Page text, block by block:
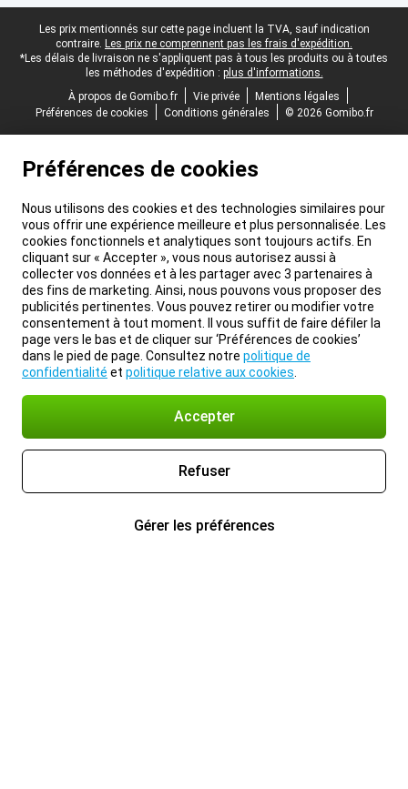
Pied-de-page légal
Les prix mentionnés sur cette page incluent la TVA, sauf indication
contraire. Les prix ne comprennent pas les frais d'expédition.
*Les délais de livraison ne s'appliquent pas à tous les produits ou à toutes
les méthodes d'expédition : plus d'informations.
À propos de Gomibo.fr
Vie privée
Mentions légales
Préférences de cookies
Conditions générales © 2026 Gomibo.fr
Préférences de cookies
Nous utilisons des cookies et des technologies similaires pour
vous offrir une expérience meilleure et plus personnalisée. Les
cookies fonctionnels et analytiques sont toujours actifs. En
cliquant sur « Accepter », vous nous autorisez aussi à
collecter vos données et à les partager avec 3 partenaires à
des fins de marketing. Ainsi, nous pouvons vous proposer des
publicités pertinentes. Vous pouvez retirer ou modifier votre
consentement à tout moment. Il vous suffit de faire défiler la
page vers le bas et de cliquer sur ‘Préférences de cookies’
dans le pied de page. Consultez notre politique de
confidentialité et politique relative aux cookies
Accepter
Refuser
Gérer les préférences